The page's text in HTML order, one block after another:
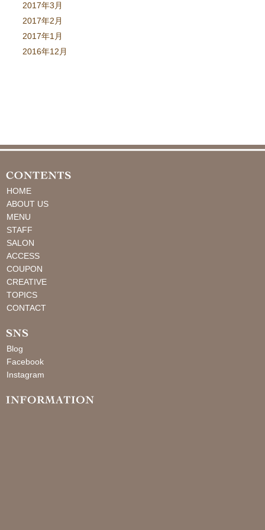
2017年3月
2017年2月
2017年1月
2016年12月
HOME
ABOUT US
MENU
STAFF
SALON
ACCESS
COUPON
CREATIVE
TOPICS
CONTACT
Blog
Facebook
Instagram